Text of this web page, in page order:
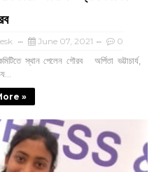
June 07, 2021 0
স্থান পেলেন গৌরব অর্পিতা ভট্টাচার্য,
»